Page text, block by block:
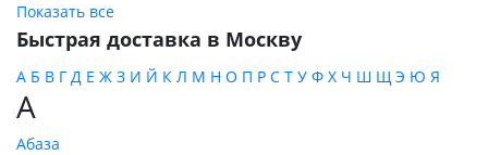
Показать все
Быстрая доставка в Москву
А Б В Г Д Е Ж З И Й К Л М Н О П Р С Т У Ф Х Ч Ш Щ Э Ю Я
А
Абаза